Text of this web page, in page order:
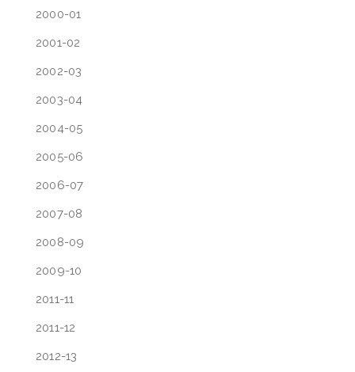
2000-01
2001-02
2002-03
2003-04
2004-05
2005-06
2006-07
2007-08
2008-09
2009-10
2011-11
2011-12
2012-13